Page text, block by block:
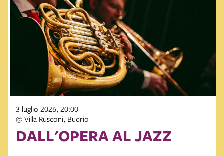
3 luglio 2026, 20:00
@ Villa Rusconi, Budrio
DALL'OPERA AL JAZZ